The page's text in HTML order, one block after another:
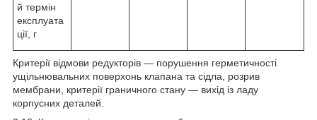
й термін
експлуата
ції, г
Критерії відмови редукторів — порушення герметичності
ущільнювальних поверхонь клапана та сідла, розрив
мембрани, критерії граничного стану — вихід із ладу
корпусних деталей.